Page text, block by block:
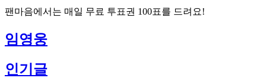
팬마음에서는 매일 무료 투표권 100표를 드려요!
임영웅
인기글